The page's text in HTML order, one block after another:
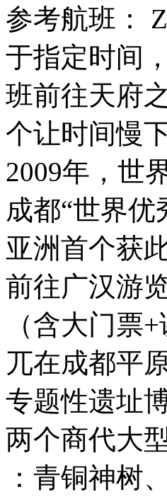
参考航班：
于指定时间
班前往天府
个让时间慢
2009年，世
成都“世界
亚洲首个获
前往广汉游
（含大门票
兀在成都平
专题性遗址
两个商代大
：青铜神树